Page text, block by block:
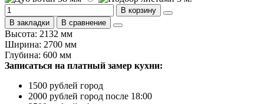
В корзину
В закладки
В сравнение
Высота: 2132 мм
Ширина: 2700 мм
Глубина: 600 мм
Записаться на платный замер кухни:
1500 рублей город
2000 рублей город после 18:00